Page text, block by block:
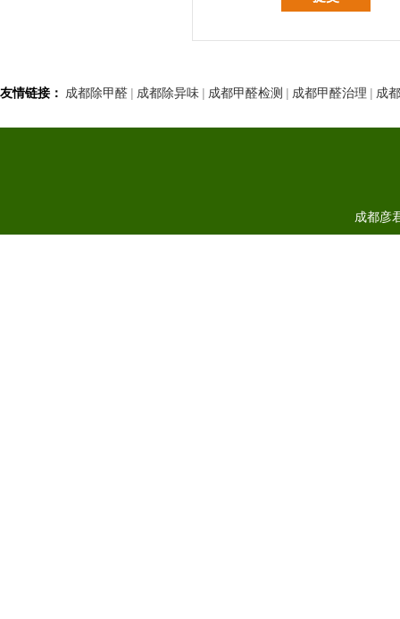
友情链接： 成都除甲醛 | 成都除异味 | 成都甲醛检测 | 成都甲醛治理 | 成
成都彦